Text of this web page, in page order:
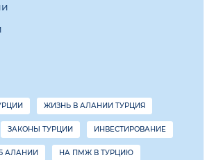
ЖИЗНЬ В АЛАНИИ ТУРЦИЯ
ЗАКОНЫ ТУРЦИИ ИНВЕСТИРОВАНИЕ
АЛАНИИ НА ПМЖ В ТУРЦИЮ